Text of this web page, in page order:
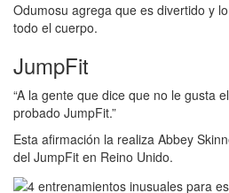
Odumosu agrega que es divertido y
todo el cuerpo.
JumpFit
“A la gente que dice que no le gusta
probado JumpFit.”
Esta afirmación la realiza Abbey
del JumpFit en Reino Unido.